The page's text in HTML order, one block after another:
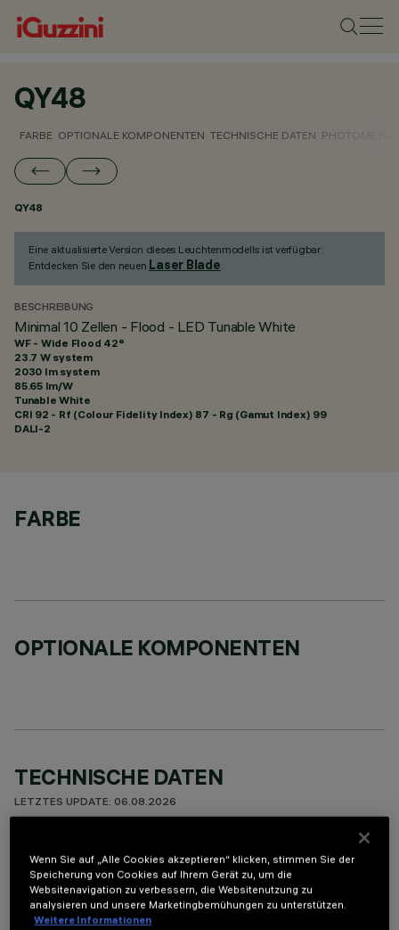
QY48
FARBE OPTIONALE KOMPONENTEN TECHNISCHE DATEN
QY48
Eine aktualisierte Version dieses Leuchtenmodells ist verfügbar:
Entdecken Sie den neuen Laser Blade.
BESCHREIBUNG
Minimal 10 Zellen - Flood - LED Tunable White
WF - Wide Flood 42°
23.7 W system
2030 lm system
85.65 lm/W
Tunable White
CRI 92 - Rf (Colour Fidelity Index) 87 - Rg (Gamut Index) 99
DALI-2
FARBE
OPTIONALE KOMPONENTEN
TECHNISCHE DATEN
LETZTES UPDATE: 06.08.2026
Miniaturisierte, rechteckige Einbauleuchte mit 10 optischen
Elementen. LED-Leuchtmittel mit unterschiedlicher
Farbtemperatur zur Modulierung derselben. Die Variation
Wenn Sie auf „Alle Cookies akzeptieren“ klicken, stimmen Sie der
Speicherung von Cookies auf Ihrem Gerät zu, um die
Websitenavigation zu verbessern, die Websitenutzung zu
analysieren und unsere Marketingbemühungen zu unterstützen.
Weitere Informationen